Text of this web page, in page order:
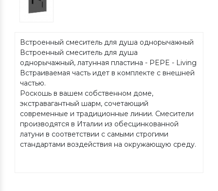
Встроенный смеситель для душа однорычажный
Встроенный смеситель для душа
однорычажный, латунная пластина - PEPE - Living
Встраиваемая часть идет в комплекте с внешней
частью.
Роскошь в вашем собственном доме,
экстравагантный шарм, сочетающий
современные и традиционные линии. Смесители
производятся в Италии из обесцинкованной
латуни в соответствии с самыми строгими
стандартами воздействия на окружающую среду.